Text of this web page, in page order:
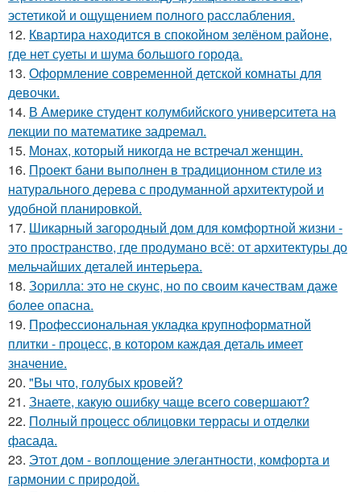
эстетикой и ощущением полного расслабления.
12. Квартира находится в спокойном зелёном районе,
где нет суеты и шума большого города.
13. Оформление современной детской комнаты для
девочки.
14. В Америке студент колумбийского университета на
лекции по математике задремал.
15. Монах, который никогда не встречал женщин.
16. Проект бани выполнен в традиционном стиле из
натурального дерева с продуманной архитектурой и
удобной планировкой.
17. Шикарный загородный дом для комфортной жизни -
это пространство, где продумано всё: от архитектуры до
мельчайших деталей интерьера.
18. Зорилла: это не скунс, но по своим качествам даже
более опасна.
19. Профессиональная укладка крупноформатной
плитки - процесс, в котором каждая деталь имеет
значение.
20. "Вы что, голубых кровей?
21. Знаете, какую ошибку чаще всего совершают?
22. Полный процесс облицовки террасы и отделки
фасада.
23. Этот дом - воплощение элегантности, комфорта и
гармонии с природой.